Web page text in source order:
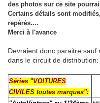
des photos sur ce site
Certains détails sont
repérés....
Merci à l'avance
Devraient donc paraitre
dans le circuit de distribution:
Séries "VOITURES
CIVILES toutes marques":